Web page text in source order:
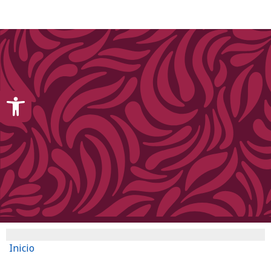
Inicio
Open toolbar